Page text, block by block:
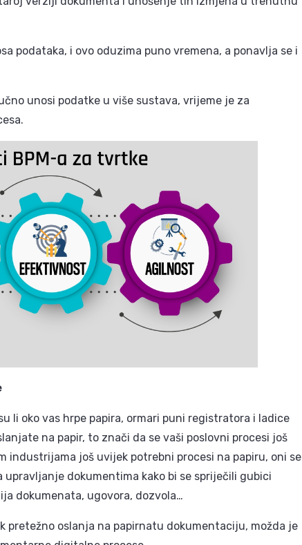
podataka, i ovo oduzima puno vremena, a ponavlja se i
unosi podatke u više sustava, vrijeme je za
li oko vas hrpe papira, ormari puni registratora i ladice
na papir, to znači da se vaši poslovni procesi još
industrijama još uvijek potrebni procesi na papiru, oni se
dokumentima kako bi se spriječili gubici
dokumenata, ugovora, dozvola…
pretežno oslanja na papirnatu dokumentaciju, možda je